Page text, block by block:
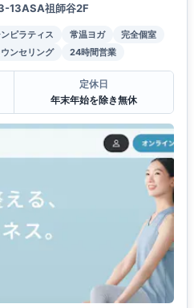
13ASA祖師谷2F
ピラティス 常温ヨガ
完全個室
ンセリング 24時間営業
定休日
年末年始を除き無休